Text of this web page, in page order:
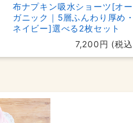
布ナプキン吸水ショーツ[オー
ガニック｜5層ふんわり厚め・
ネイビー]選べる2枚セット
7,200円 (税